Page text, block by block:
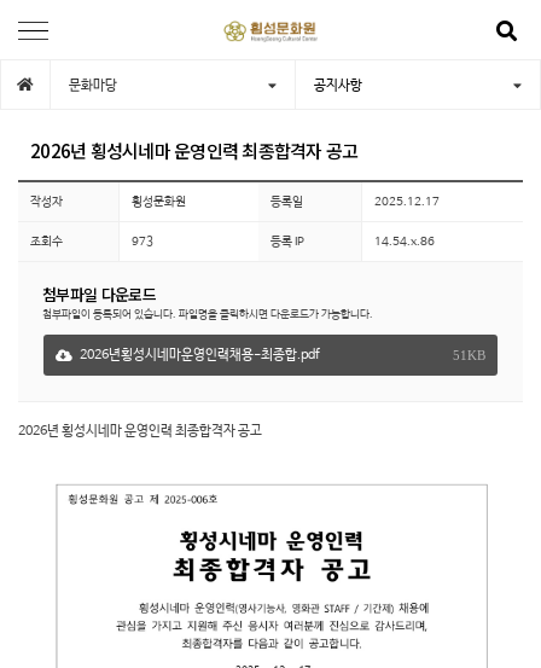
문화마당 공지사항
2026년 횡성시네마 운영인력 최종합격자 공고
작성자 횡성문화원 등록일 2025.12.17
조회수 973 등록 IP 14.54.x.86
첨부파일 다운로드
첨부파일이 등록되어 있습니다. 파일명을 클릭하시면 다운로드가 가능합니다.
2026년횡성시네마운영인력채용-최종합.pdf 51KB
2026년 횡성시네마 운영인력 최종합격자 공고